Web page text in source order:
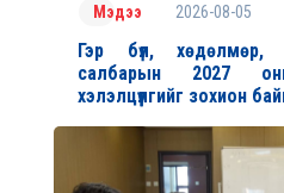
Мэдээ 2026-08-05
Гэр бүл, хөдөлмөр,
салбарын 2027
хэлэлцүүлгийг зохион